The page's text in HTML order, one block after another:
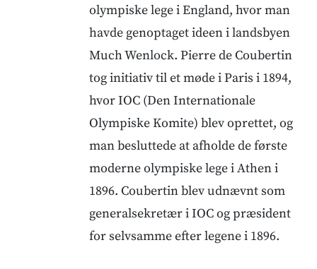
olympiske lege i England, hvor man
havde genoptaget ideen i landsbyen
Much Wenlock. Pierre de Coubertin
tog initiativ til et møde i Paris i 1894,
hvor IOC (Den Internationale
Olympiske Komite) blev oprettet, og
man besluttede at afholde de første
moderne olympiske lege i Athen i
1896. Coubertin blev udnævnt som
generalsekretær i IOC og præsident
for selvsamme efter legene i 1896.